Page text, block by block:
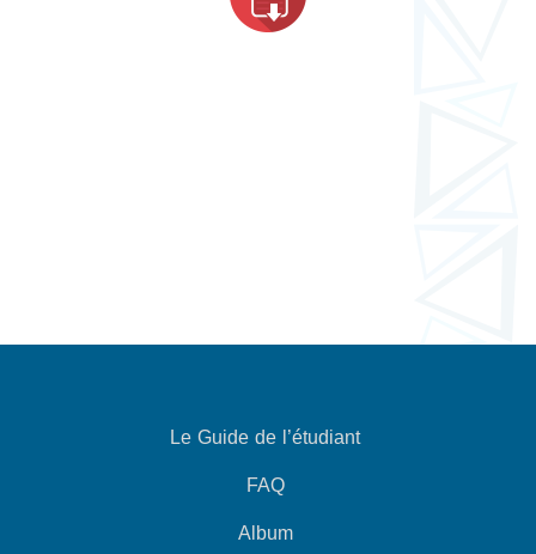
Le Guide de l’étudiant
FAQ
Album